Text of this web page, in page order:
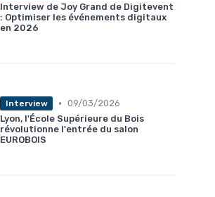
Interview de Joy Grand de Digitevent
: Optimiser les événements digitaux
en 2026
Interview • 09/03/2026
Lyon, l'École Supérieure du Bois
révolutionne l'entrée du salon
EUROBOIS